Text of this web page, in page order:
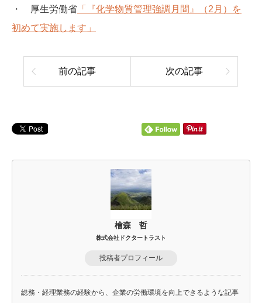
・ 厚生労働省 「『化学物質管理強調月間』（2月）を
初めて実施します」
前の記事 次の記事
檜森 哲
株式会社ドクタートラスト
投稿者プロフィール
総務・経理業務の経験から、企業の労働環境を向上できるような記事